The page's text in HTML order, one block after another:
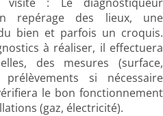
repérage des lieux, une
bien et parfois un croquis.
à réaliser, il effectuera
des mesures (surface,
si nécessaire
le bon fonctionnement
(gaz, électricité).